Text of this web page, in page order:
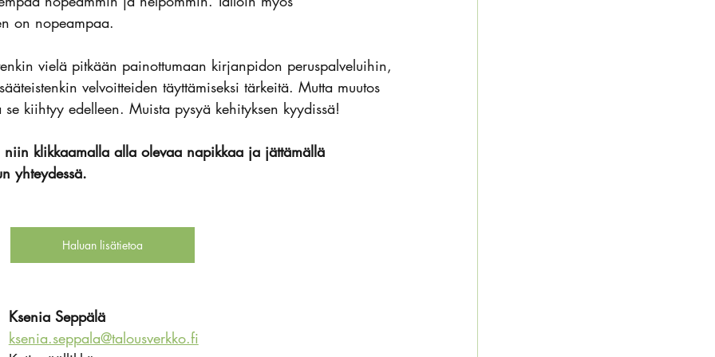
on nopeampaa.
vielä pitkään painottumaan kirjanpidon peruspalveluihin,
velvoitteiden täyttämiseksi tärkeitä. Mutta muutos
kiihtyy edelleen. Muista pysyä kehityksen kyydissä!
klikkaamalla alla olevaa napikkaa ja jättämällä
yhteydessä.
Haluan lisätietoa
Ksenia Seppälä
ksenia.seppala@talousverkko.fi